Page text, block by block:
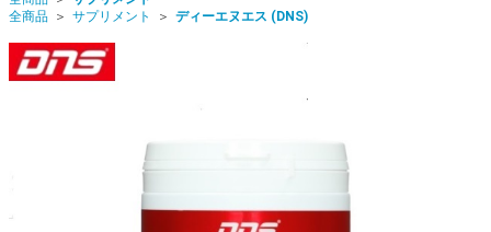
全商品
サプリメント ディーエヌエス (DNS)
ハレオ (HALEO)
バーサーカー(BERSERKER)
パワープロダクション (グリコ)
ファインラボ (FINE LAB)